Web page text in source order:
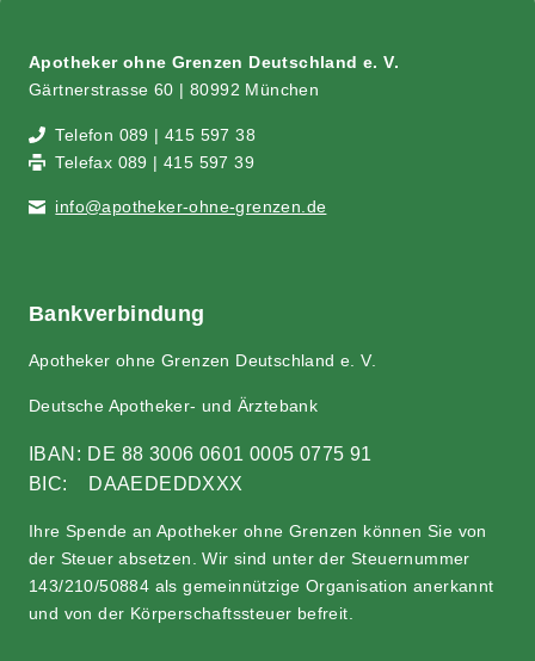
Apo­the­ker ohne Gren­zen Deutsch­land e. V.
Gärt­ner­stras­se 60 | 80992 München
Tele­fon 089 | 415 597 38
Tele­fax 089 | 415 597 39
info@​apotheker-​ohne-​grenzen.​de
Bank­ver­bin­dung
Apo­the­ker ohne Gren­zen Deutsch­land e. V.
Deut­sche Apo­the­ker- und Ärztebank
IBAN: DE 88 3006 0601 0005 0775 91
BIC: DAAEDEDDXXX
Ihre Spen­de an Apo­the­ker ohne Gren­zen kön­nen Sie von
der Steu­er abset­zen. Wir sind unter der Steu­er­num­mer
143/210/50884 als gemein­nüt­zi­ge Orga­ni­sa­ti­on aner­kannt
und von der Kör­per­schafts­steu­er befreit.